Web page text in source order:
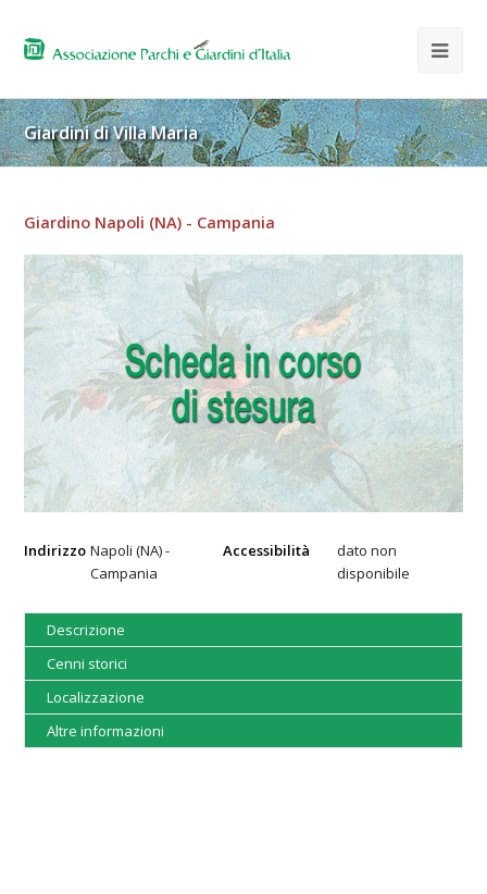
Giardini di Villa Maria
Giardino Napoli (NA) - Campania
Indirizzo Napoli (NA) -
Campania
Accessibilità
dato non
disponibile
Descrizione
Cenni storici
Localizzazione
Altre informazioni